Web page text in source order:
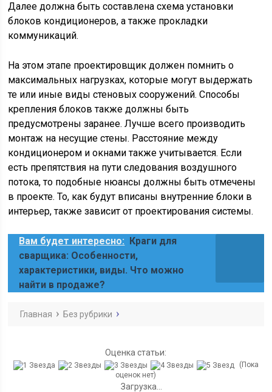
Далее должна быть составлена схема установки
блоков кондиционеров, а также прокладки
коммуникаций.
На этом этапе проектировщик должен помнить о
максимальных нагрузках, которые могут выдержать
те или иные виды стеновых сооружений. Способы
крепления блоков также должны быть
предусмотрены заранее. Лучше всего производить
монтаж на несущие стены. Расстояние между
кондиционером и окнами также учитывается. Если
есть препятствия на пути следования воздушного
потока, то подобные нюансы должны быть отмечены
в проекте. То, как будут вписаны внутренние блоки в
интерьер, также зависит от проектирования системы.
Вам будет интересно: Краги для
сварщика: Особенности,
характеристики, виды. Что можно
найти в продаже?
Главная Без рубрики
Оценка статьи:
(Пока
оценок нет)
Загрузка...